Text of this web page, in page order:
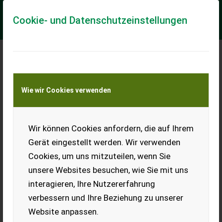
Cookie- und Datenschutzeinstellungen
Wie wir Cookies verwenden
Wir können Cookies anfordern, die auf Ihrem
Gerät eingestellt werden. Wir verwenden
Cookies, um uns mitzuteilen, wenn Sie
unsere Websites besuchen, wie Sie mit uns
interagieren, Ihre Nutzererfahrung
verbessern und Ihre Beziehung zu unserer
Website anpassen.
Meine Transportkostenanfrage
Transport von Land- und Baumaschinen –
KEINE Tiertransporte
Greentec HXF 3302 Geräteträger /Multiträger
inkl. LRS 2402 Astsäge für Frontlader /Radlader
Anbieter für professionelle Landschaftspflegetechnik =
Mehrere VOGT-Standorte + 100 Servicep...
EUR 17.240 inkl. 19% MwSt